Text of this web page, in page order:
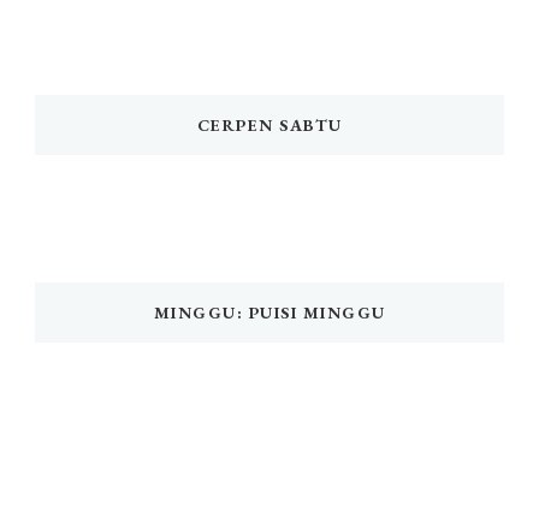
CERPEN SABTU
MINGGU: PUISI MINGGU